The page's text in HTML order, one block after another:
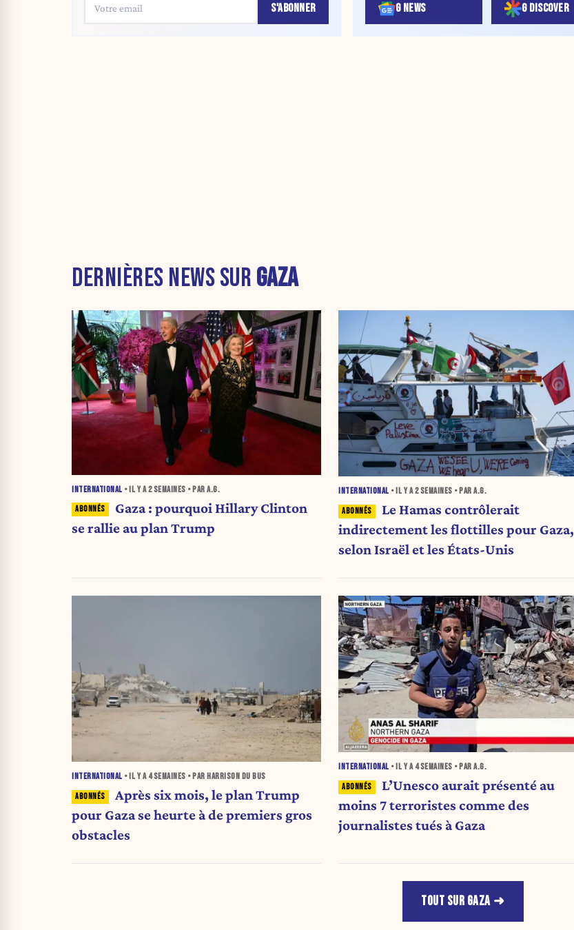
S'ABONNER G NEWS G DISCOVER
DERNIÈRES NEWS SUR GAZA
INTERNATIONAL • IL Y A2 SEMAINES • PAR A.G.
Gaza : pourquoi Hillary Clinton
se rallie au plan Trump
INTERNATIONAL • IL Y A2 SEMAINES • PAR A.G.
Le Hamas contrôlerait
indirectement les flottilles pour Gaza,
selon Israël et les États-Unis
INTERNATIONAL • IL Y A 4 SEMAINES • PAR HARRISON DU BUS
Après six mois, le plan Trump
pour Gaza se heurte à de premiers gros
obstacles
INTERNATIONAL • IL Y A 4 SEMAINES • PAR A.G.
L’Unesco aurait présenté au
moins 7 terroristes comme des
journalistes tués à Gaza
TOUT SUR GAZA